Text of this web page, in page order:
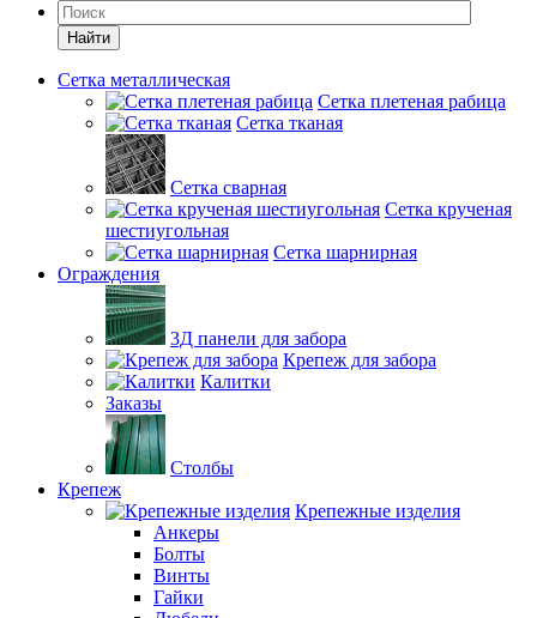
Найти
Сетка металлическая
Сетка плетеная рабица
Сетка тканая
Сетка сварная
Сетка крученая
шестиугольная
Сетка шарнирная
Ограждения
3Д панели для забора
Крепеж для забора
Калитки
Заказы
Столбы
Крепеж
Крепежные изделия
Анкеры
Болты
Винты
Гайки